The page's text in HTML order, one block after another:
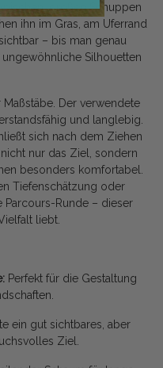
großen Schuppen
ihn im Gras, am Uferrand
– bis man genau
Silhouetten
Der verwendete
und langlebig.
sich nach dem Ziehen
nur das Ziel, sondern
besonders komfortabel.
Tiefenschätzung oder
Parcours-Runde – dieser
liebt.
Perfekt für die Gestaltung
ein gut sichtbares, aber
Ziel.